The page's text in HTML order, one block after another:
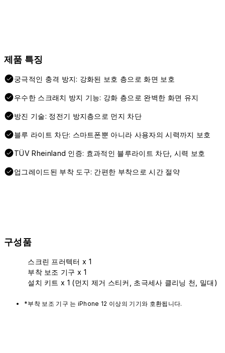
제품 특징
궁극적인 충격 방지: 강화된 보호 층으로 화면 보호
우수한 스크래치 방지 기능: 강화 층으로 완벽한 화면 유지
방진 기술: 정전기 방지층으로 먼지 차단
블루 라이트 차단: 스마트폰뿐 아니라 사용자의 시력까지 보호
TÜV Rheinland 인증: 효과적인 블루라이트 차단, 시력 보호
업그레이드된 부착 도구: 간편한 부착으로 시간 절약
구성품
스크린 프러텍터 x 1
부착 보조 기구 x 1
설치 키트 x 1 (먼지 제거 스티커, 초극세사 클리닝 천, 밀대)
*부착 보조 기구 는 iPhone 12 이상의 기기와 호환됩니다.